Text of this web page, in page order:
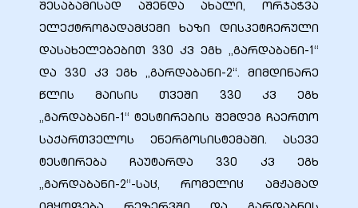
შესაბამისად აშენდა ახალი, ორჯაჭვა
ელექტროგადამცემი ხაზი დისპეტჩერული
დასახელებებით 330 კვ ეგხ „გარდაბანი-1“
და 330 კვ ეგხ „გარდაბანი-2“. მიმდინარე
წლის მაისის თვეში 330 კვ ეგხ
„გარდაბანი-1“ ტესტირების შემდეგ ჩაერთო
საქართველოს ენერგოსისტემაში. ასევე
ტესტირება ჩაუტარდა 330 კვ ეგხ
„გარდაბანი-2“-საც, რომელიც ამჟამად